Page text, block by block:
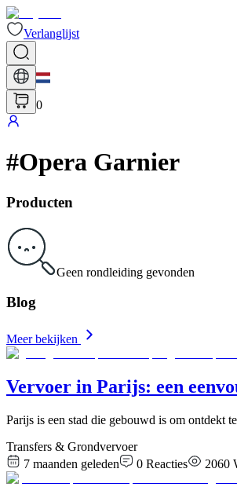
Verlanglijst
0
#Opera Garnier
Producten
Geen rondleiding gevonden
Blog
Meer bekijken
Vervoer in Parijs: een
Parijs is een stad die gebouwd is om ontdekt
Transfers & Grondvervoer
7 maanden geleden
0 Reacties 2060